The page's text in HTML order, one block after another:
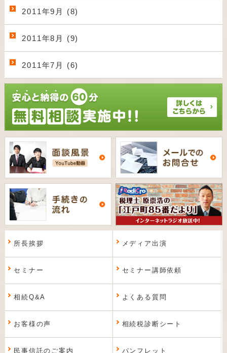
2011年9月 (8)
2011年8月 (9)
2011年7月 (6)
所長挨拶 メディア出演
セミナー セミナー講師依頼
相続Q&A よくある質問
お客様の声 相続税診断シート
民事信託のご案内 パンフレット